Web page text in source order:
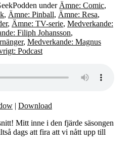
under Ämne: Comic,
, Ämne: Pinball, Ämne: Resa,
, Ämne: TV-serie, Medverkande:
Filiph Johansson,
, Medverkande: Magnus
Podcast
| Download
Mitt inne i den fjärde säsongen
dags att fira att vi nått upp till